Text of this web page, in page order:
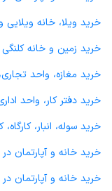
خرید ویلا، خانه ویلایی
خرید زمین و خانه کلنگی
خرید مغازه، واحد
خرید دفتر کار، واحد
خرید سوله، انبار،
خرید خانه و آپارتمان در
خرید خانه و آپارتمان در